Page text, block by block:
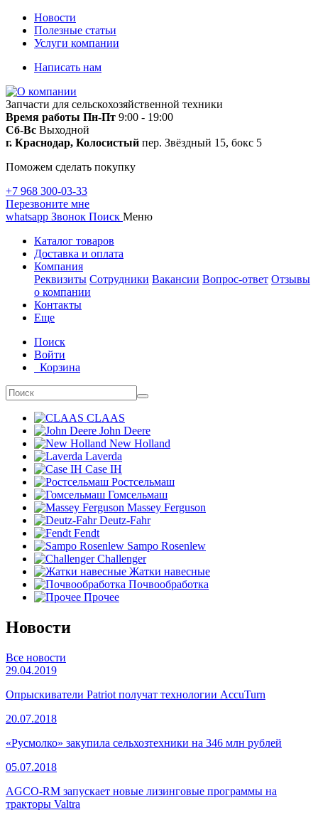
Новости
Полезные статьи
Услуги компании
Написать нам
Запчасти для сельскохозяйственной техники
Время работы Пн-Пт 9:00 - 19:00
Сб-Вс Выходной
г. Краснодар, Колосистый пер. Звёздный 15, бокс 5
Поможем сделать покупку
+7 968 300-03-33
Перезвоните мне
whatsapp Звонок Поиск Меню
Каталог товаров
Доставка и оплата
Компания
Реквизиты Сотрудники Вакансии Вопрос-ответ Отзывы
о компании
Контакты
Еще
Поиск
Войти
Корзина
CLAAS
John Deere
New Holland
Laverda
Case IH
Ростсельмаш
Гомсельмаш
Massey Ferguson
Deutz-Fahr
Fendt
Sampo Rosenlew
Challenger
Жатки навесные
Почвообработка
Прочее
Новости
Все новости
29.04.2019
Опрыскиватели Patriot получат технологии AccuTurn
20.07.2018
«Русмолко» закупила сельхозтехники на 346 млн рублей
05.07.2018
AGCO-RM запускает новые лизинговые программы на
тракторы Valtra